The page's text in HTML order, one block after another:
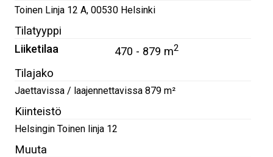
Toinen Linja 12 A, 00530 Helsinki
Tilatyyppi
Liiketilaa
470 - 879 m2
Tilajako
Jaettavissa / laajennettavissa 879 m²
Kiinteistö
Helsingin Toinen linja 12
Muuta